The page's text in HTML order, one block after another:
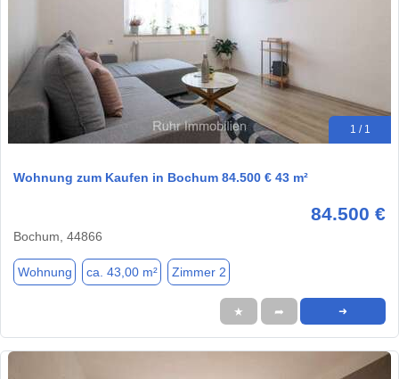
1 / 1
Wohnung zum Kaufen in Bochum 84.500 € 43 m²
84.500 €
Bochum, 44866
Wohnung ca. 43,00 m² Zimmer 2
★ ➦ ➜